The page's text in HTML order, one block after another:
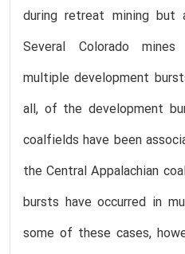
during retreat mining but
Several Colorado
multiple development
all, of the development
coalfields have been
the Central Appalachian
bursts have occurred in
some of these cases,